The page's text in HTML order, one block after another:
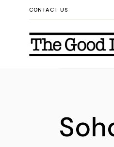
content
CONTACT US